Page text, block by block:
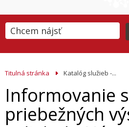
Titulná stránka Katalóg služieb -...
Informovanie
priebežných